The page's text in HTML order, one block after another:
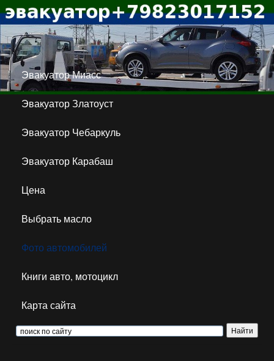
Эвакуатор Миасс
Эвакуатор Златоуст
Эвакуатор Чебаркуль
Эвакуатор Карабаш
Цена
Выбрать масло
Фото автомобилей
Книги авто, мотоцикл
Карта сайта